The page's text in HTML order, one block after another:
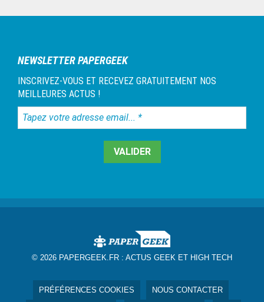
latérale
NEWSLETTER PAPERGEEK
INSCRIVEZ-VOUS ET RECEVEZ GRATUITEMENT NOS
MEILLEURES ACTUS !
Tapez
votre
© 2026 PAPERGEEK.FR : ACTUS GEEK ET HIGH TECH
PRÉFÉRENCES COOKIES NOUS CONTACTER